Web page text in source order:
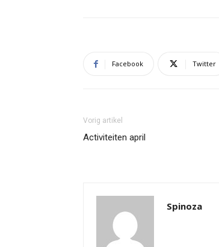
Facebook Twitter
Vorig artikel
Activiteiten april
Spinoza